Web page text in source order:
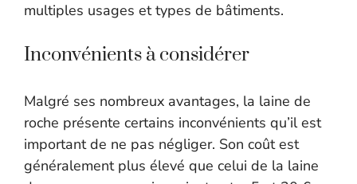
multiples usages et types de bâtiments.
Inconvénients à considérer
Malgré ses nombreux avantages, la laine de
roche présente certains inconvénients qu’il est
important de ne pas négliger. Son coût est
généralement plus élevé que celui de la laine